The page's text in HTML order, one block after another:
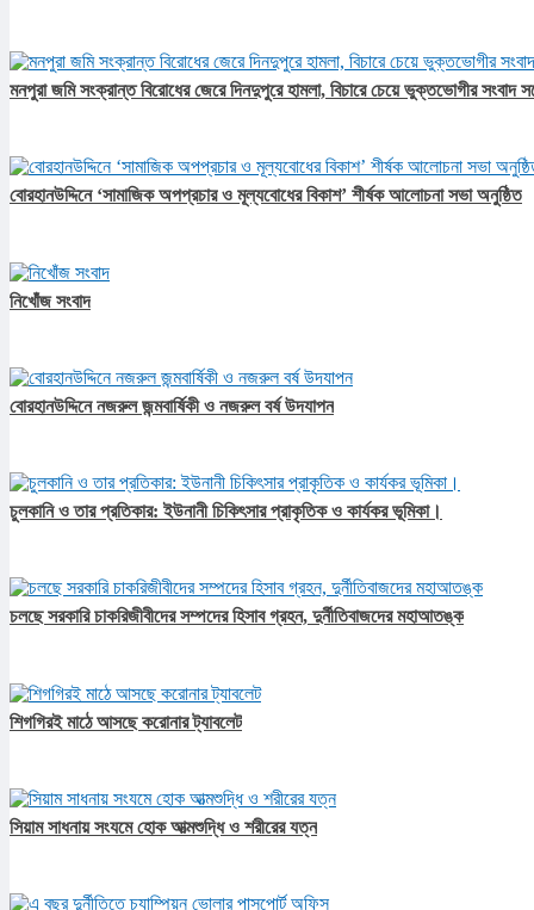
মনপুরা জমি সংক্রান্ত বিরোধের জেরে দিনদুপুরে হামলা, বিচারে চেয়ে ভুক্তভোগীর সংবাদ
বোরহানউদ্দিনে ‘সামাজিক অপপ্রচার ও মূল্যবোধের বিকাশ’ শীর্ষক আলোচনা সভা অনুষ্ঠিত
নিখোঁজ সংবাদ
বোরহানউদ্দিনে নজরুল জন্মবার্ষিকী ও নজরুল বর্ষ উদযাপন
চুলকানি ও তার প্রতিকার: ইউনানী চিকিৎসার প্রাকৃতিক ও কার্যকর ভূমিকা।
চলছে সরকারি চাকরিজীবীদের সম্পদের হিসাব গ্রহন, দুর্নীতিবাজদের মহাআতঙ্ক
শিগগিরই মাঠে আসছে করোনার ট্যাবলেট
সিয়াম সাধনায় সংযমে হোক আত্মশুদ্ধি ও শরীরের যত্ন